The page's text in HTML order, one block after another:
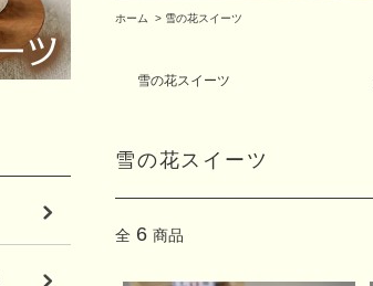
ホーム > 雪の花スイーツ
雪の花スイーツ
雪の花スイーツ
全 6 商品